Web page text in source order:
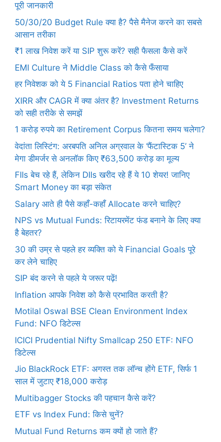
पूरी जानकारी
50/30/20 Budget Rule क्या है? पैसे मैनेज करने का सबसे
आसान तरीका
₹1 लाख निवेश करें या SIP शुरू करें? सही फैसला कैसे करें
EMI Culture ने Middle Class को कैसे फँसाया
हर निवेशक को ये 5 Financial Ratios पता होने चाहिए
XIRR और CAGR में क्या अंतर है? Investment Returns
को सही तरीके से समझें
1 करोड़ रुपये का Retirement Corpus कितना समय चलेगा?
वेदांता लिस्टिंग: अरबपति अनिल अग्रवाल के ‘फैंटास्टिक 5’ ने
मेगा डीमर्जर से अनलॉक किए ₹63,500 करोड़ का मूल्य
FIIs बेच रहे हैं, लेकिन DIIs खरीद रहे हैं ये 10 शेयर! जानिए
Smart Money का बड़ा संकेत
Salary आते ही पैसे कहाँ-कहाँ Allocate करने चाहिए?
NPS vs Mutual Funds: रिटायरमेंट फंड बनाने के लिए क्या
है बेहतर?
30 की उम्र से पहले हर व्यक्ति को ये Financial Goals पूरे
कर लेने चाहिए
SIP बंद करने से पहले ये जरूर पढ़ें!
Inflation आपके निवेश को कैसे प्रभावित करती है?
Motilal Oswal BSE Clean Environment Index
Fund: NFO डिटेल्स
ICICI Prudential Nifty Smallcap 250 ETF: NFO
डिटेल्स
Jio BlackRock ETF: अगस्त तक लॉन्च होंगे ETF, सिर्फ 1
साल में जुटाए ₹18,000 करोड़
Multibagger Stocks की पहचान कैसे करें?
ETF vs Index Fund: किसे चुनें?
Mutual Fund Returns कम क्यों हो जाते हैं?